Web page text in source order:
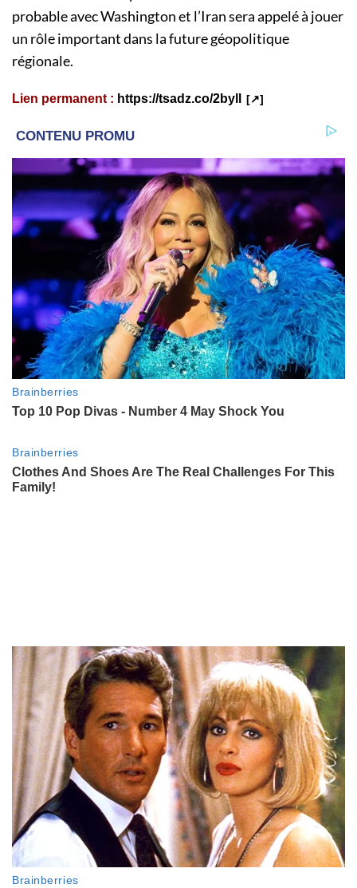
probable avec Washington et l’Iran sera appelé à jouer
un rôle important dans la future géopolitique
régionale.
Lien permanent : https://tsadz.co/2byll